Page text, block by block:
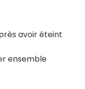
avoir éteint
ensemble